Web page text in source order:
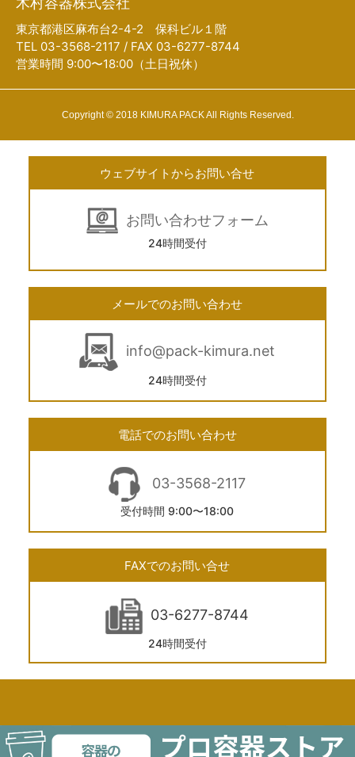
東京都港区麻布台2-4-2 保科ビル１階
TEL 03-3568-2117 / FAX 03-6277-8744
営業時間 9:00〜18:00（土日祝休）
Copyright © 2018 KIMURA PACK All Rights Reserved.
ウェブサイトからお問い合せ
お問い合わせフォーム
24時間受付
メールでのお問い合わせ
info@pack-kimura.net
24時間受付
電話でのお問い合わせ
03-3568-2117
受付時間 9:00〜18:00
FAXでのお問い合せ
03-6277-8744
24時間受付